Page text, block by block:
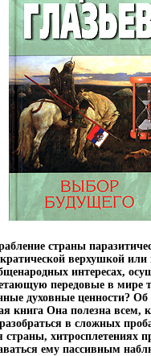
страны
верхушкой или
интересах,
передовые в мире
духовные ценности? Об
книга Она полезна всем,
в сложных
страны,
ему пассивным